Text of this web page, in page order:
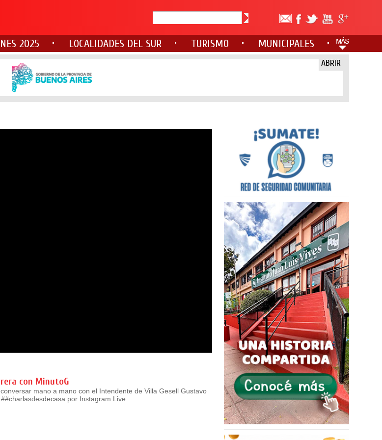
2025 LOCALIDADES DEL SUR TURISMO MUNICIPALES
ABRIR
con MinutoG
mano a mano con el Intendente de Villa Gesell Gustavo
por Instagram Live